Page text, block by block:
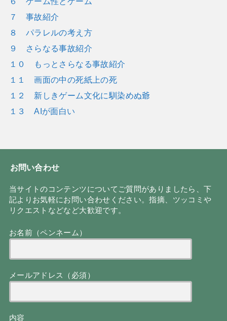
７ 事故紹介
８ パラレルの考え方
９ さらなる事故紹介
１０ もっとさらなる事故紹介
１１ 画面の中の死紙上の死
１２ 新しきゲーム文化に馴染めぬ爺
１３ AIが面白い
お問い合わせ
当サイトのコンテンツについてご質問がありましたら、下
記よりお気軽にお問い合わせください。指摘、ツッコミや
リクエストなどなど大歓迎です。
お名前（ペンネーム）
メールアドレス（必須）
内容